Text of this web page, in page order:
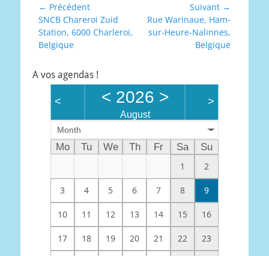
Navigation
de
l’article
← Précédent
Article
précédent :
SNCB Chareroi Zuid
Station, 6000 Charleroi,
Belgique
Suivant →
Article
suivant :
Rue Warinaue, Ham-
sur-Heure-Nalinnes,
Belgique
A vos agendas !
< < 2026 >
August
>
Month
Mo Tu We Th Fr Sa
Su
1
2
3 4 5 6 7 8 9
10 11 12 13 14 15 16
17 18 19 20 21 22 23